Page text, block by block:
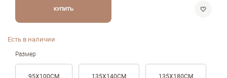
КУПИТЬ
Есть в наличии
Размер
95X100CМ 135Х140СМ 135Х180СМ